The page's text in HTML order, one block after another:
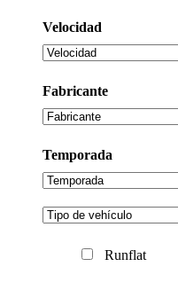
Velocidad
Fabricante
Temporada
Runflat